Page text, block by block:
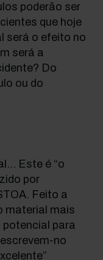
poderão ser
que hoje
será o efeito no
será a
Do
ou do
Este é “o
por
Feito a
material mais
potencial para
no